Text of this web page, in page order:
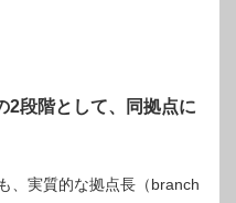
2段階として、同拠点に
、実質的な拠点長（branch